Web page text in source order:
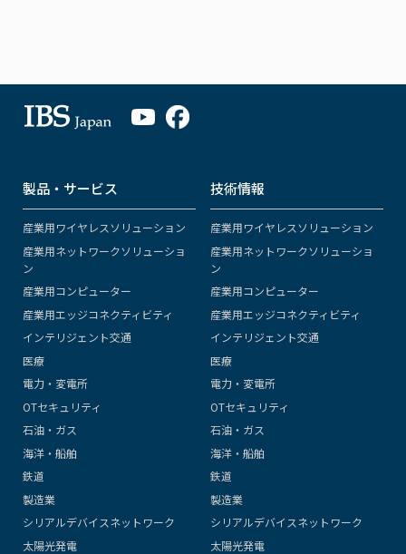
製品・サービス
産業用ワイヤレスソリューション
産業用ネットワークソリューショ
ン
産業用コンピューター
産業用エッジコネクティビティ
インテリジェント交通
医療
電力・変電所
OTセキュリティ
石油・ガス
海洋・船舶
鉄道
製造業
シリアルデバイスネットワーク
太陽光発電
技術情報
産業用ワイヤレスソリューション
産業用ネットワークソリューショ
ン
産業用コンピューター
産業用エッジコネクティビティ
インテリジェント交通
医療
電力・変電所
OTセキュリティ
石油・ガス
海洋・船舶
鉄道
製造業
シリアルデバイスネットワーク
太陽光発電